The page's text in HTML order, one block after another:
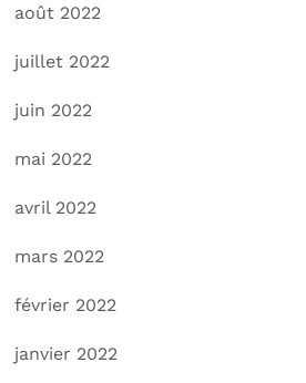
août 2022
juillet 2022
juin 2022
mai 2022
avril 2022
mars 2022
février 2022
janvier 2022